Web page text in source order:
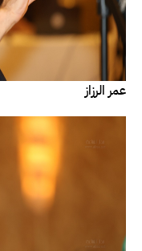
عمر الرزاز